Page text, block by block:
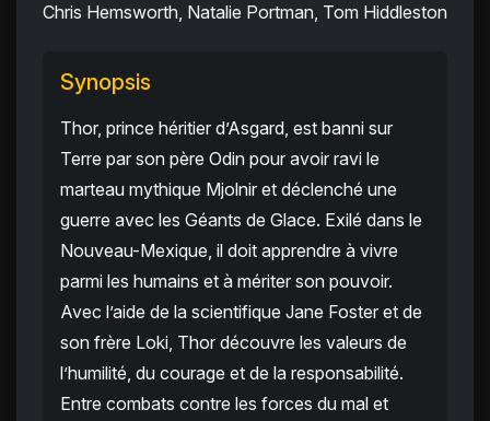
Chris Hemsworth, Natalie Portman, Tom Hiddleston
Synopsis
Thor, prince héritier d’Asgard, est banni sur
Terre par son père Odin pour avoir ravi le
marteau mythique Mjolnir et déclenché une
guerre avec les Géants de Glace. Exilé dans le
Nouveau-Mexique, il doit apprendre à vivre
parmi les humains et à mériter son pouvoir.
Avec l’aide de la scientifique Jane Foster et de
son frère Loki, Thor découvre les valeurs de
l’humilité, du courage et de la responsabilité.
Entre combats contre les forces du mal et